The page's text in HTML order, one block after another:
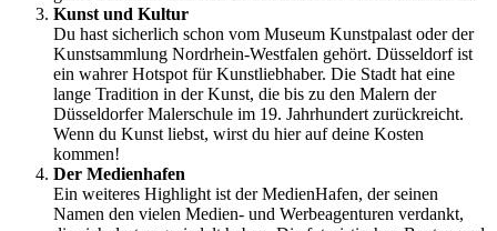
Kunst und Kultur
Du hast sicherlich schon vom Museum Kunstpalast oder der
Kunstsammlung Nordrhein-Westfalen gehört. Düsseldorf ist
ein wahrer Hotspot für Kunstliebhaber. Die Stadt hat eine
lange Tradition in der Kunst, die bis zu den Malern der
Düsseldorfer Malerschule im 19. Jahrhundert zurückreicht.
Wenn du Kunst liebst, wirst du hier auf deine Kosten
kommen!
Der Medienhafen
Ein weiteres Highlight ist der MedienHafen, der seinen
Namen den vielen Medien- und Werbeagenturen verdankt,